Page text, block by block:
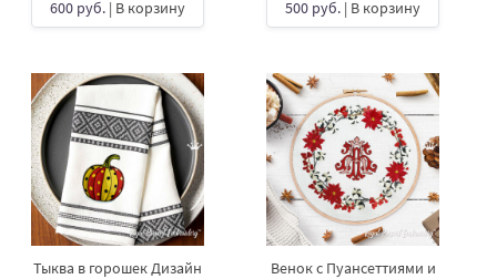
600 руб. | В корзину 500 руб. | В корзину
Тыква в горошек Дизайн
Венок с Пуансеттиями и